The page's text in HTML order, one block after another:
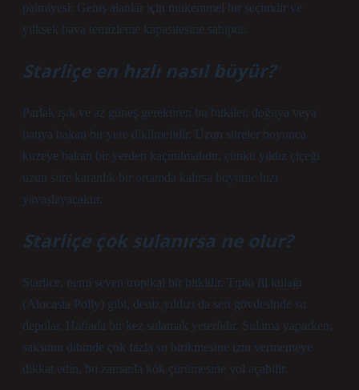
palmiyesi: Geniş alanlar için mükemmel bir seçimdir ve
yüksek hava temizleme kapasitesine sahiptir.
Starliçe en hızlı nasıl büyür?
Parlak ışık ve az güneş gerektiren bu bitkiler, doğuya veya
batıya bakan bir yere dikilmelidir. Uzun süreler boyunca
kuzeye bakan bir yerden kaçınılmalıdır, çünkü yıldız çiçeği
uzun süre karanlık bir ortamda kalırsa büyüme hızı
yavaşlayacaktır.
Starliçe çok sulanırsa ne olur?
Starlice, nemi seven tropikal bir bitkidir. Tıpkı fil kulağı
(Alocasia Polly) gibi, deniz yıldızı da sert gövdesinde su
depolar. Haftada bir kez sulamak yeterlidir. Sulama yaparken,
saksının dibinde çok fazla su birikmesine izin vermemeye
dikkat edin, bu zamanla kök çürümesine yol açabilir.